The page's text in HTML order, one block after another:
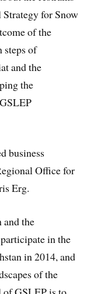
for Snow
of the
steps of
and the
the
business
Office for
Erg.
the
in the
in 2014, and
of the